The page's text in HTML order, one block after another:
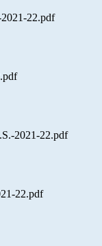
22.pdf
2021-22.pdf
22.pdf